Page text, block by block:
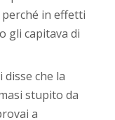
in effetti
gli capitava di
disse che la
stupito da
a